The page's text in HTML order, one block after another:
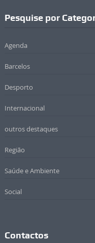
Pesquise por
Agenda
Barcelos
Desporto
Internacional
outros destaques
Região
Saúde e Ambiente
Social
Contactos